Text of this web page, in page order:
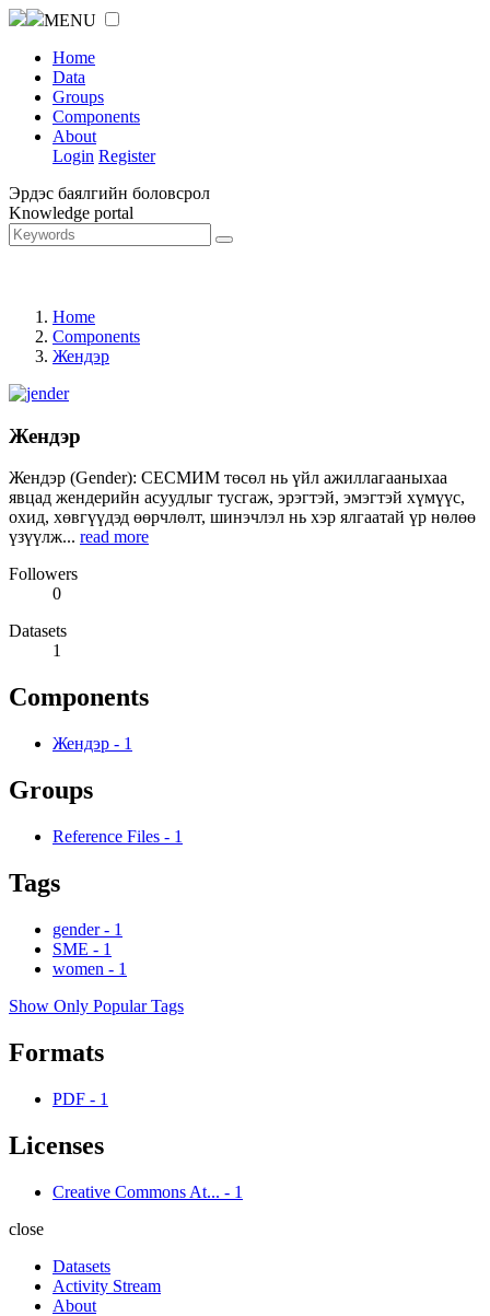
MENU
Home
Data
Groups
Components
About
Login Register
Эрдэс баялгийн боловсрол
Knowledge portal
Home
Components
Жендэр
Жендэр
Жендэр (Gender): СЕСМИМ төсөл нь үйл ажиллагааныхаа
явцад жендерийн асуудлыг тусгаж, эрэгтэй, эмэгтэй хүмүүс,
охид, хөвгүүдэд өөрчлөлт, шинэчлэл нь хэр ялгаатай үр нөлөө
үзүүлж... read more
Followers
0
Datasets
1
Components
Жендэр - 1
Groups
Reference Files - 1
Tags
gender - 1
SME - 1
women - 1
Show Only Popular Tags
Formats
PDF - 1
Licenses
Creative Commons At... - 1
close
Datasets
Activity Stream
About